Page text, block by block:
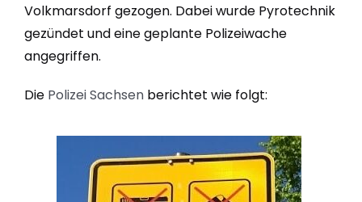
Volkmarsdorf gezogen. Dabei wurde Pyrotechnik
gezündet und eine geplante Polizeiwache
angegriffen.
Die Polizei Sachsenberichtet wie folgt: